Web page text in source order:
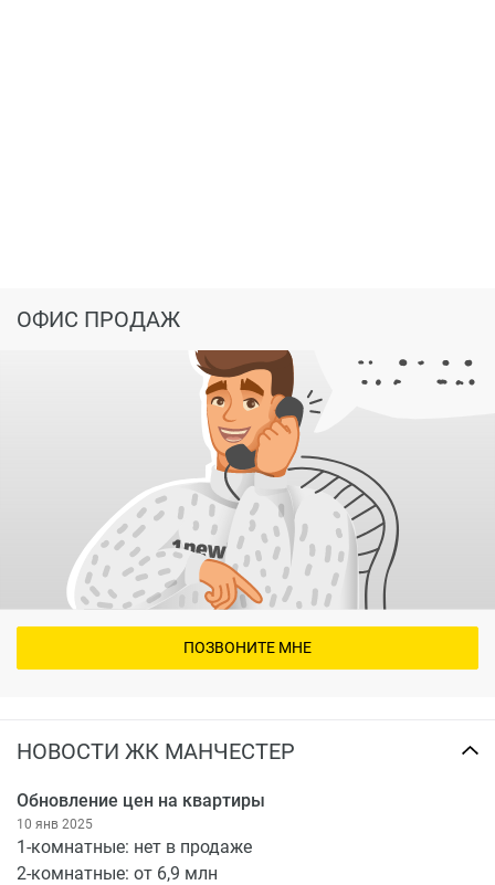
НОВОСТИ ЖК МАНЧЕСТЕР
Обновление цен на квартиры
10 янв 2025
1-комнатные: нет в продаже
2-комнатные: от 6,9 млн
ОФИС ПРОДАЖ
ПОЗВОНИТЕ МНЕ